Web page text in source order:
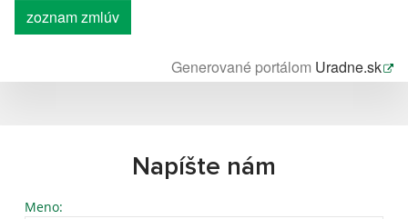
zoznam zmlúv
Generované portálom Uradne.sk
Napíšte nám
Meno: